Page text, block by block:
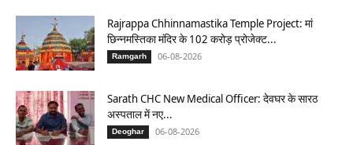
Rajrappa Chhinnamastika Temple Project: मां
छिन्नमस्तिका मंदिर के 102 करोड़ प्रोजेक्ट...
Ramgarh 06-08-2026
Sarath CHC New Medical Officer: देवघर के सारठ
अस्पताल में नए...
Deoghar 06-08-2026